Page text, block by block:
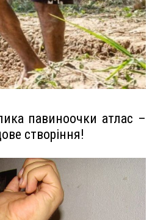
павиноочки атлас –
створіння!